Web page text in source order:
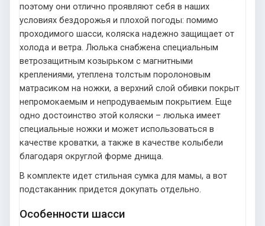
поэтому они отлично проявляют себя в наших
условиях бездорожья и плохой погоды: помимо
проходимого шасси, коляска надежно защищает от
холода и ветра. Люлька снабжена специальным
ветрозащитным козырьком с магнитными
креплениями, утеплена толстым поролоновым
матрасиком на ножки, а верхний слой обивки покрыт
непромокаемым и непродуваемым покрытием. Еще
одно достоинство этой коляски – люлька имеет
специальные ножки и может использоваться в
качестве кроватки, а также в качестве колыбели
благодаря округлой форме днища.
В комплекте идет стильная сумка для мамы, а вот
подстаканник придется докупать отдельно.
Особенности шасси